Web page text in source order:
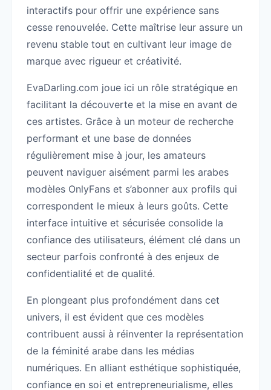
interactifs pour offrir une expérience sans
cesse renouvelée. Cette maîtrise leur assure un
revenu stable tout en cultivant leur image de
marque avec rigueur et créativité.
EvaDarling.com joue ici un rôle stratégique en
facilitant la découverte et la mise en avant de
ces artistes. Grâce à un moteur de recherche
performant et une base de données
régulièrement mise à jour, les amateurs
peuvent naviguer aisément parmi les arabes
modèles OnlyFans et s’abonner aux profils qui
correspondent le mieux à leurs goûts. Cette
interface intuitive et sécurisée consolide la
confiance des utilisateurs, élément clé dans un
secteur parfois confronté à des enjeux de
confidentialité et de qualité.
En plongeant plus profondément dans cet
univers, il est évident que ces modèles
contribuent aussi à réinventer la représentation
de la féminité arabe dans les médias
numériques. En alliant esthétique sophistiquée,
confiance en soi et entrepreneurialisme, elles